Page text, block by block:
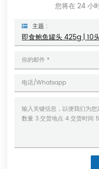
您将在 24 小
主题 :
即食鲍鱼罐头 425g | 10